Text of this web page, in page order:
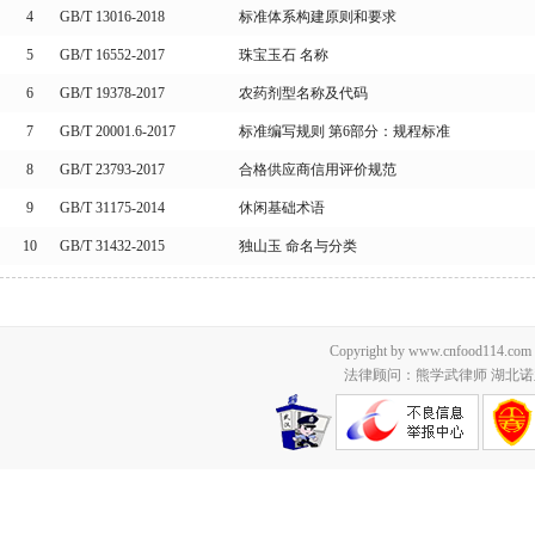
4 GB/T 13016-2018 标准体系构建原则和要求
5 GB/T 16552-2017 珠宝玉石 名称
6 GB/T 19378-2017 农药剂型名称及代码
7 GB/T 20001.6-2017 标准编写规则 第6部分：规程标准
8 GB/T 23793-2017 合格供应商信用评价规范
9 GB/T 31175-2014 休闲基础术语
10 GB/T 31432-2015 独山玉 命名与分类
Copyright by
法律顾问：熊学武律师 湖北